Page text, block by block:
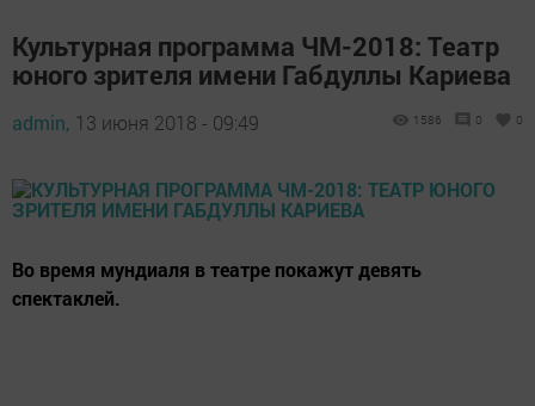
Культурная программа ЧМ-2018: Театр
юного зрителя имени Габдуллы Кариева
admin, 13 июня 2018 - 09:49 1586 0 0
Во время мундиаля в театре покажут девять
спектаклей.